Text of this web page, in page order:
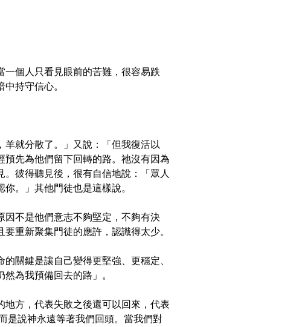
個人只看見眼前的苦難，很容易跌
持守信心。
羊就分散了。」又說：「但我復活以
先為他們留下回轉的路。祂沒有因為
彼得聽見後，很有自信地說：「眾人
。」其他門徒也是這樣說。
因不是他們意志不夠堅定，不夠有決
重新聚集門徒的應許，認識得太少。
關鍵是讓自己變得更堅強、更穩定、
為我預備回去的路」。
方，代表失敗之後還可以回來，代表
是說神永遠等著我們回頭。當我們對